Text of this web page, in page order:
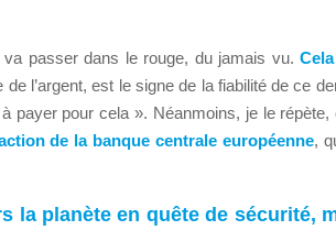
passer dans le rouge, du jamais vu.
l’argent, est le signe de la fiabilité de ce
payer pour cela ». Néanmoins, je le répète,
de la banque centrale européenne,
la planète en quête de sécurité,